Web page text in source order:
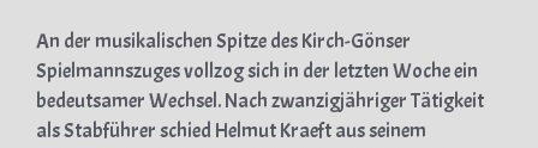
An der musikalischen Spitze des Kirch-Gönser
Spielmannszuges vollzog sich in der letzten Woche ein
bedeutsamer Wechsel. Nach zwanzigjähriger Tätigkeit
als Stabführer schied Helmut Kraeft aus seinem